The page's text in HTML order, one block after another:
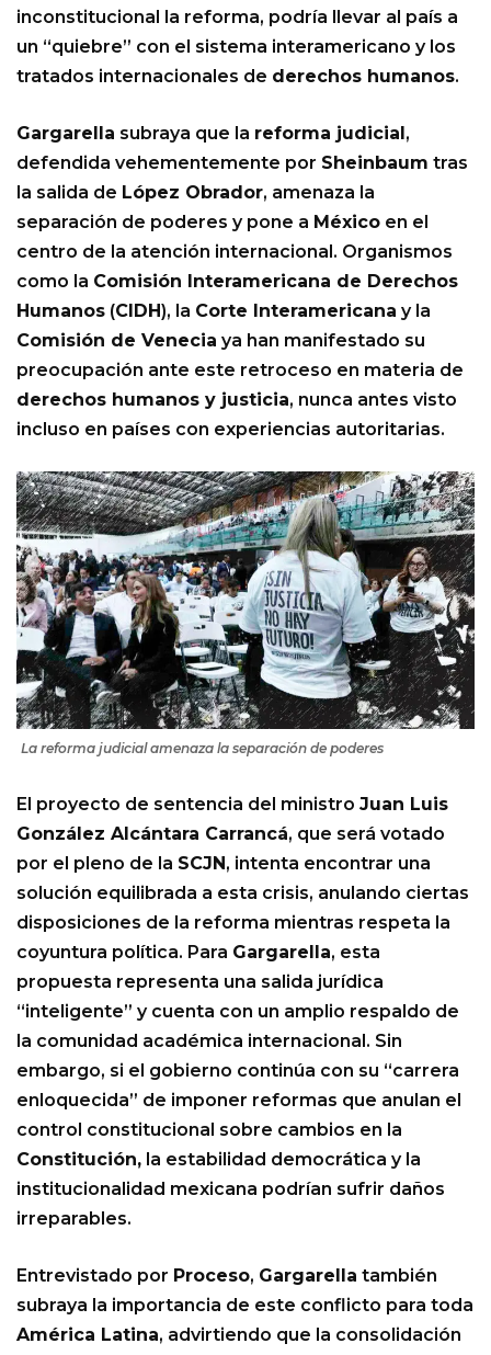
inconstitucional la reforma, podría llevar al país a
un “quiebre” con el sistema interamericano y los
tratados internacionales de derechos humanos.
Gargarella subraya que la reforma judicial,
defendida vehementemente por Sheinbaum tras
la salida de López Obrador, amenaza la
separación de poderes y pone a México en el
centro de la atención internacional. Organismos
como la Comisión Interamericana de Derechos
Humanos (CIDH), la Corte Interamericana y la
Comisión de Venecia ya han manifestado su
preocupación ante este retroceso en materia de
derechos humanos y justicia, nunca antes visto
incluso en países con experiencias autoritarias.
La reforma judicial amenaza la separación de poderes
El proyecto de sentencia del ministro Juan Luis
González Alcántara Carrancá, que será votado
por el pleno de la SCJN , intenta encontrar una
solución equilibrada a esta crisis, anulando ciertas
disposiciones de la reforma mientras respeta la
coyuntura política. Para Gargarella, esta
propuesta representa una salida jurídica
“inteligente” y cuenta con un amplio respaldo de
la comunidad académica internacional. Sin
embargo, si el gobierno continúa con su “carrera
enloquecida” de imponer reformas que anulan el
control constitucional sobre cambios en la
Constitución, la estabilidad democrática y la
institucionalidad mexicana podrían sufrir daños
irreparables.
Entrevistado por Proceso, Gargarella también
subraya la importancia de este conflicto para toda
América Latina, advirtiendo que la consolidación